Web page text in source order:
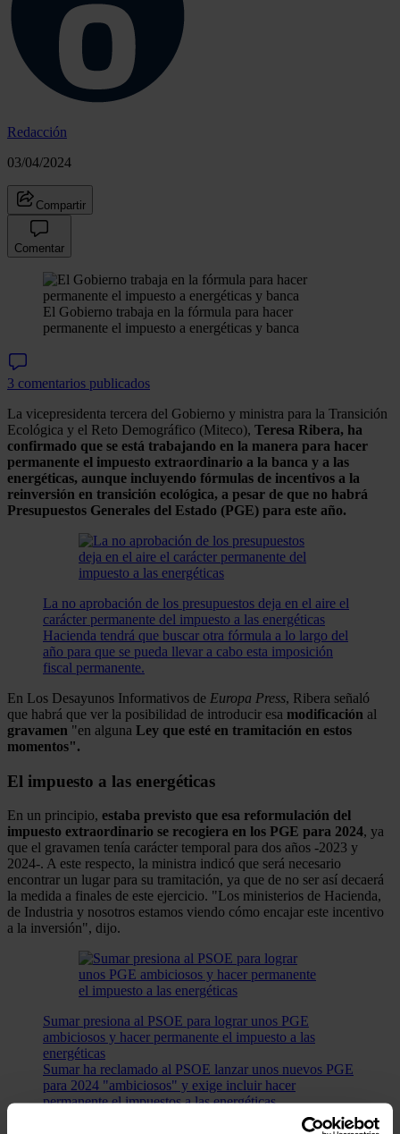
Redacción
03/04/2024
Compartir
Comentar
El Gobierno trabaja en la fórmula para hacer
permanente el impuesto a energéticas y banca
3 comentarios publicados
La vicepresidenta tercera del Gobierno y ministra para la Transición
Ecológica y el Reto Demográfico (Miteco), Teresa Ribera, ha
confirmado que se está trabajando en la manera para hacer
permanente el impuesto extraordinario a la banca y a las
energéticas, aunque incluyendo fórmulas de incentivos a la
reinversión en transición ecológica, a pesar de que no habrá
Presupuestos Generales del Estado (PGE) para este año.
La no aprobación de los presupuestos deja en el aire el
carácter permanente del impuesto a las energéticas
Hacienda tendrá que buscar otra fórmula a lo largo del
año para que se pueda llevar a cabo esta imposición
fiscal permanente.
En Los Desayunos Informativos de Europa Press, Ribera señaló
que habrá que ver la posibilidad de introducir esa modificación al
gravamen "en alguna Ley que esté en tramitación en estos
momentos".
El impuesto a las energéticas
En un principio, estaba previsto que esa reformulación del
impuesto extraordinario se recogiera en los PGE para 2024, ya
que el gravamen tenía carácter temporal para dos años -2023 y
2024-. A este respecto, la ministra indicó que será necesario
encontrar un lugar para su tramitación, ya que de no ser así decaerá
la medida a finales de este ejercicio. "Los ministerios de Hacienda,
de Industria y nosotros estamos viendo cómo encajar este incentivo
a la inversión", dijo.
Sumar presiona al PSOE para lograr unos PGE
ambiciosos y hacer permanente el impuesto a las
energéticas
Sumar ha reclamado al PSOE lanzar unos nuevos PGE
para 2024 "ambiciosos" y exige incluir hacer
permanente el impuestos a las energéticas.